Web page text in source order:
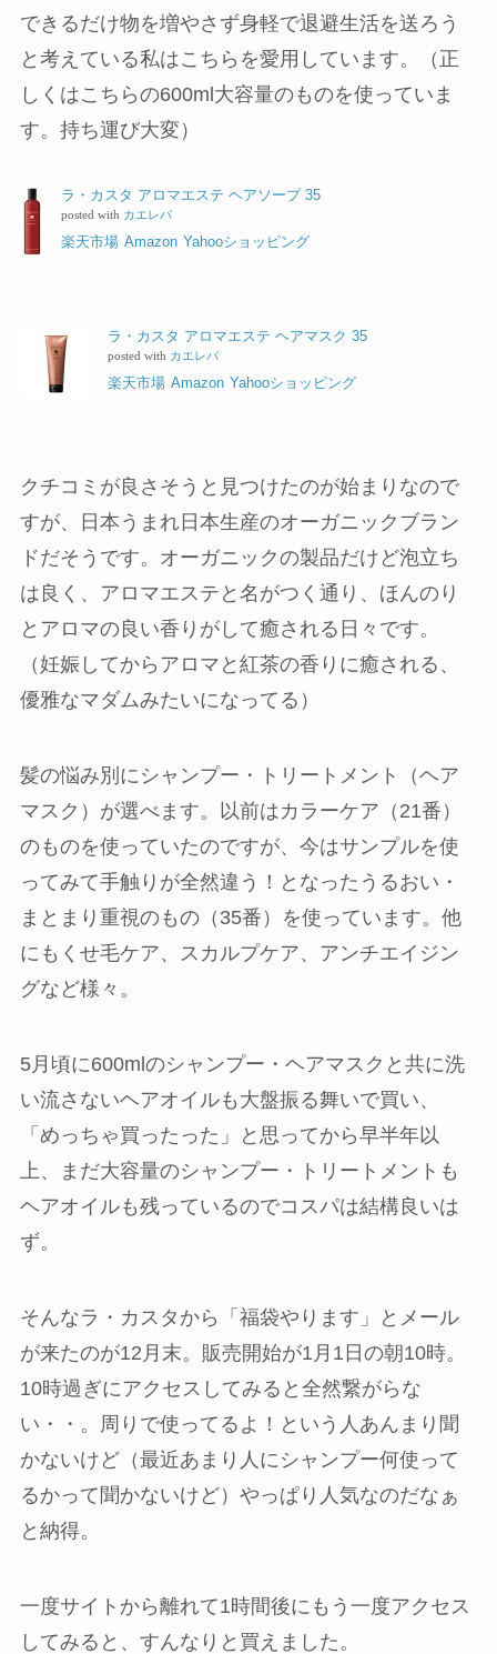
できるだけ物を増やさず身軽で退避生活を送ろう
と考えている私はこちらを愛用しています。（正
しくはこちらの600ml大容量のものを使っていま
す。持ち運び大変）
ラ・カスタ アロマエステ ヘアソープ 35
posted with カエレバ
楽天市場 Amazon Yahooショッピング
ラ・カスタ アロマエステ ヘアマスク 35
posted with カエレバ
楽天市場 Amazon Yahooショッピング
クチコミが良さそうと見つけたのが始まりなので
すが、日本うまれ日本生産のオーガニックブラン
ドだそうです。オーガニックの製品だけど泡立ち
は良く、アロマエステと名がつく通り、ほんのり
とアロマの良い香りがして癒される日々です。
（妊娠してからアロマと紅茶の香りに癒される、
優雅なマダムみたいになってる）
髪の悩み別にシャンプー・トリートメント（ヘア
マスク）が選べます。以前はカラーケア（21番）
のものを使っていたのですが、今はサンプルを使
ってみて手触りが全然違う！となったうるおい・
まとまり重視のもの（35番）を使っています。他
にもくせ毛ケア、スカルプケア、アンチエイジン
グなど様々。
5月頃に600mlのシャンプー・ヘアマスクと共に洗
い流さないヘアオイルも大盤振る舞いで買い、
「めっちゃ買ったった」と思ってから早半年以
上、まだ大容量のシャンプー・トリートメントも
ヘアオイルも残っているのでコスパは結構良いは
ず。
そんなラ・カスタから「 福袋やります 」とメール
が来たのが12月末。販売開始が1月1日の朝10時。
10時過ぎにアクセスしてみると全然繋がらな
い・・。周りで使ってるよ！という人あんまり聞
かないけど（最近あまり人にシャンプー何使って
るかって聞かないけど）やっぱり人気なのだなぁ
と納得。
一度サイトから離れて1時間後にもう一度アクセス
してみると、すんなりと買えました。